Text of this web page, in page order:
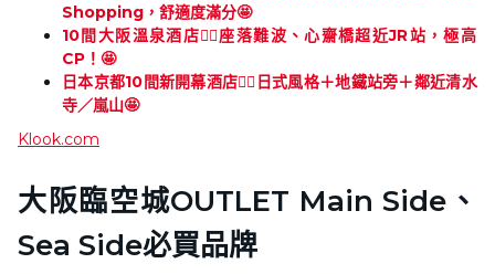
Shopping，舒適度滿分🤩
10間大阪溫泉酒店👍🏻座落難波、心齋橋超近JR站，極高
CP！🤩
日本京都10間新開幕酒店👍🏻日式風格＋地鐵站旁＋鄰近清水
寺／嵐山🤩
Klook.com
大阪臨空城OUTLET Main Side、
Sea Side必買品牌